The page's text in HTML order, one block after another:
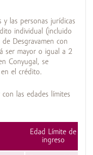
y las personas jurídicas
individual (incluido
Desgravamen con
ser mayor o igual a 2
Conyugal, se
el crédito.
las edades límites
Edad Límite de
ingreso